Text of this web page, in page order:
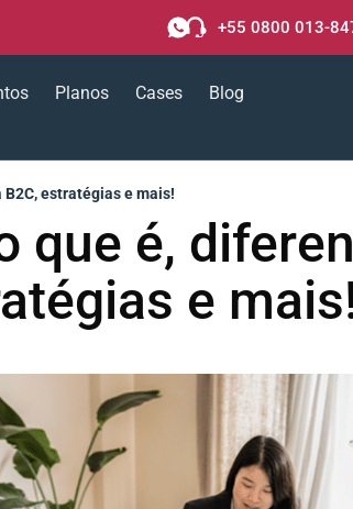
+55 0800 013-
Planos Cases Blog
estratégias e mais!
que é,
e